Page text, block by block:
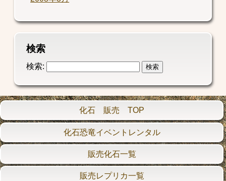
検索
検索:
化石 販売 TOP
化石恐竜イベントレンタル
販売化石一覧
販売レプリカ一覧